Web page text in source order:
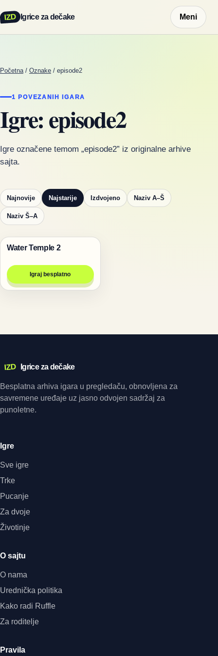
IZD Igrice za dečake Meni
Početna / Oznake / episode2
1 POVEZANIH IGARA
Igre: episode2
Igre označene temom „episode2” iz originalne arhive
sajta.
Najnovije Najstarije Izdvojeno Naziv A–Š
Naziv Š–A
Igre
Water Temple 2
Igraj besplatno
IZD Igrice za dečake
Besplatna arhiva igara u pregledaču, obnovljena za
savremene uređaje uz jasno odvojen sadržaj za
punoletne.
Igre
Sve igre
Trke
Pucanje
Za dvoje
Životinje
O sajtu
O nama
Urednička politika
Kako radi Ruffle
Za roditelje
Pravila